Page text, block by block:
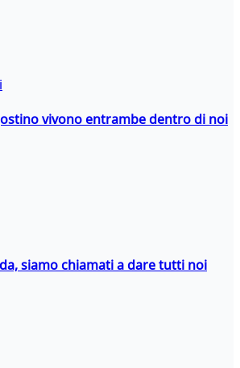
vivono entrambe dentro di noi
siamo chiamati a dare tutti noi